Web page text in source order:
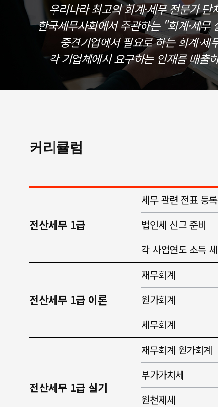
우리나라 최고의 회계·세무 전문가
한국세무사회에서 주관하는 "회계·세무
중견기업에서 필요로 하는 회계·세
각 기업체에서 요구하는 인재를 배출
커리큘럼
전산세무 1급
세무 관련 전표 등록
법인세 신고 준비
각 사업연도 소득
전산세무 1급 이론
재무회계
원가회계
세무회계
전산세무 1급 실기
재무회계 원가회계
부가가치세
원천제세